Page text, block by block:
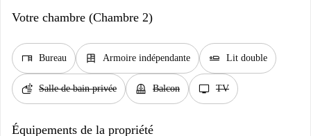
Votre chambre (Chambre 2)
desk Bureau dresser Armoire indépendante airline_seat_flat Lit double
soap Salle de bain privée balcony Balcon tv TV
Équipements de la propriété